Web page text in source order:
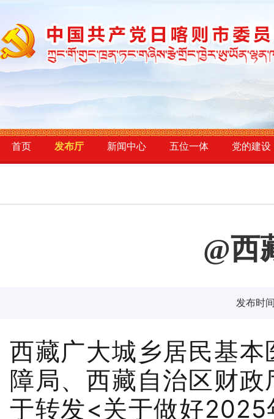
首页 发布厅 新闻中心 五位一体 党的建设
@西
发布时
西藏广大城乡居民基
障局、西藏自治区财
于转发<关于做好2025